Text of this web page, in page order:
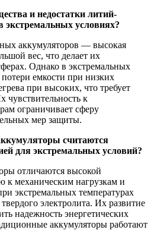
и недостатки литий-
условиях?
аккумуляторов — высокая
вес, что делает их
Однако в экстремальных
емкости при низких
при высоких, что требует
чувствительность к
ограничивает сферу
мер защиты.
считаются
для экстремальных условий?
отличаются высокой
к механическим нагрузкам и
экстремальных температурах
электролита. Их развитие
надежность энергетических
аккумуляторы работают